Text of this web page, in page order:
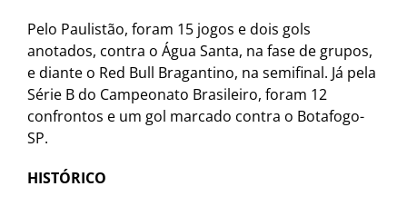
Pelo Paulistão, foram 15 jogos e dois gols
anotados, contra o Água Santa, na fase de grupos,
e diante o Red Bull Bragantino, na semifinal. Já pela
Série B do Campeonato Brasileiro, foram 12
confrontos e um gol marcado contra o Botafogo-
SP.
HISTÓRICO